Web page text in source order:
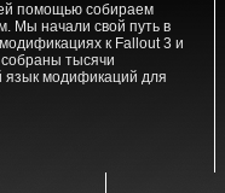
помощью собираем
Мы начали свой путь в
к Fallout 3 и
тысячи
язык модификаций для